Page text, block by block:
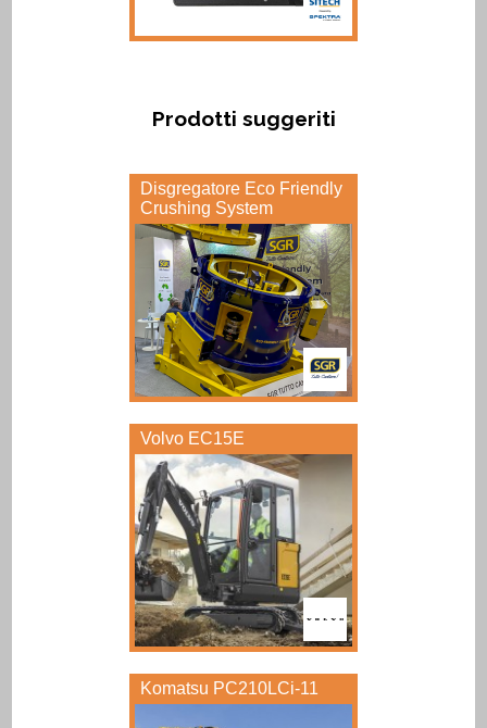
Prodotti suggeriti
Disgregatore Eco Friendly
Crushing System
Volvo EC15E
Komatsu PC210LCi-11